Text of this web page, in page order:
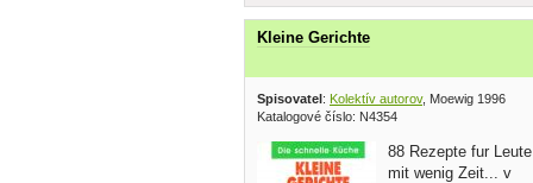
Kleine Gerichte
Spisovatel: Kolektív autorov, Moewig 1996
Katalogové číslo: N4354
88 Rezepte fur Leute
mit wenig Zeit... v